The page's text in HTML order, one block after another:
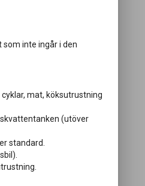
elektriskt
säng,
(ej vid B8)
inte ingår i den
cyklar, mat, köksutrustning
(utöver
standard.